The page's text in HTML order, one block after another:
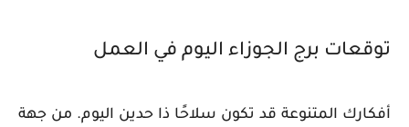
توقعات برج الجوزاء اليوم في العمل
أفكارك المتنوعة قد تكون سلاحًا ذا حدين اليوم. من جهة